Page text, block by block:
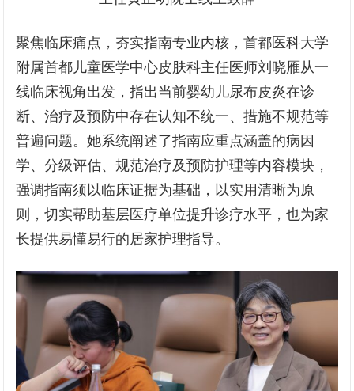
聚焦临床痛点，夯实指南专业内核，首都医科大学
附属首都儿童医学中心皮肤科主任医师刘晓雁从一
线临床视角出发，指出当前婴幼儿尿布皮炎在诊
断、治疗及预防中存在认知不统一、措施不规范等
普遍问题。她系统阐述了指南应重点涵盖的病因
学、分级评估、规范治疗及预防护理等内容模块，
强调指南须以临床证据为基础，以实用清晰为原
则，切实帮助基层医疗单位提升诊疗水平，也为家
长提供易懂易行的居家护理指导。